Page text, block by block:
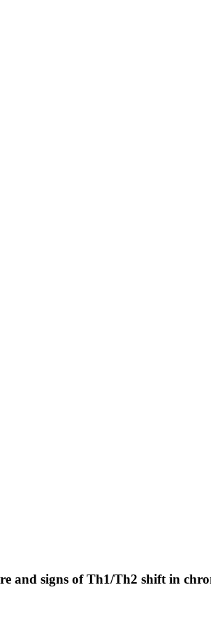
and signs of Th1/Th2 shift in